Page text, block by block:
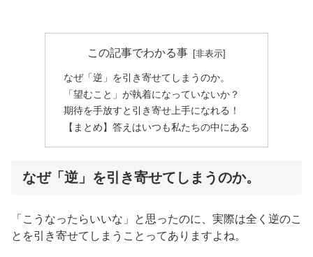
この記事でわかる事
なぜ「逆」を引き寄せてしまうのか。
「望むこと」が執着になっていないか？
期待を手放すと引き寄せ上手になれる！
【まとめ】答えはいつも私たちの中にある
なぜ「逆」を引き寄せてしまうのか。
「こうなったらいいな」と思ったのに、実際は全く逆のこ
とを引き寄せてしまうことってありますよね。